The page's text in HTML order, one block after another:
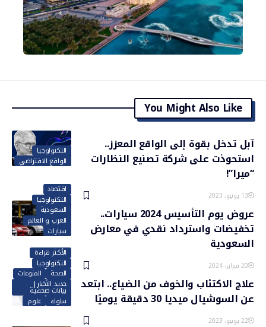
You Might Also Like
التكنولوجيا
الواقع الافتراضي
آبل تدخل بقوة إلى الواقع المعزز..
استحوذت على شركة تصنيع النظارات
“ميرا”!
13 يونيو، 2023
اقتصاد
التكنولوجيا
السعودية
العرب و العالم
سيارات
عروض يوم التأسيس 2024 سيارات..
تخفيضات واسترداد نقدي في معارض
السعودية
20 فبراير، 2024
الأكثر قراءة
التكنولوجيا
الصحة
المنوعات
جديد الأخبار|
بيانات صحفية
سلوك
علوم
علاج الاكتئاب والخوف من الضياع.. ابتعد
عن السوشيال ميديا 30 دقيقة يوميًا
22 يونيو، 2023